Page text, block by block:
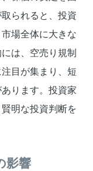
られると、投資
場全体に大きな
は、空売り規制
目が集まり、短
ります。投資家
明な投資判断を
影響